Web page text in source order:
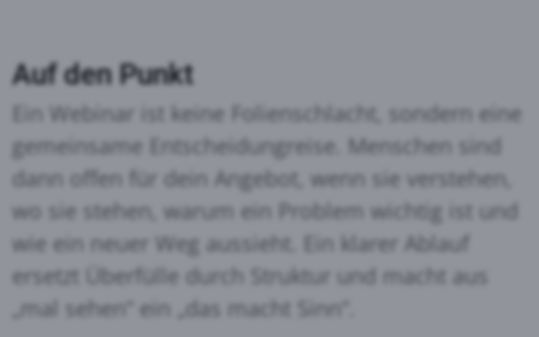
Auf den Punkt
Ein Webinar ist keine Folien­schlacht, sondern eine
gemeinsame Entscheidung­reise. Menschen sind
dann offen für dein Angebot, wenn sie verstehen,
wo sie stehen, warum ein Problem wichtig ist und
wie ein neuer Weg aussieht. Ein klarer Ablauf
ersetzt Überfülle durch Struktur und macht aus
„mal sehen“ ein „das macht Sinn“.